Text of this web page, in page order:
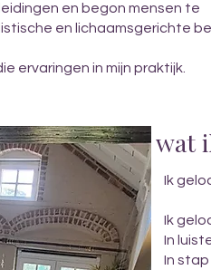
en begon mensen te
en lichaamsgerichte
ervaringen in mijn praktijk.
wat
Ik
Ik
In
In stap